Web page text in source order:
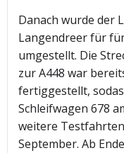
Danach wurde der
Langendreer für
umgestellt. Die
zur A448 war
fertiggestellt,
Schleifwagen 678
weitere
September. Ab